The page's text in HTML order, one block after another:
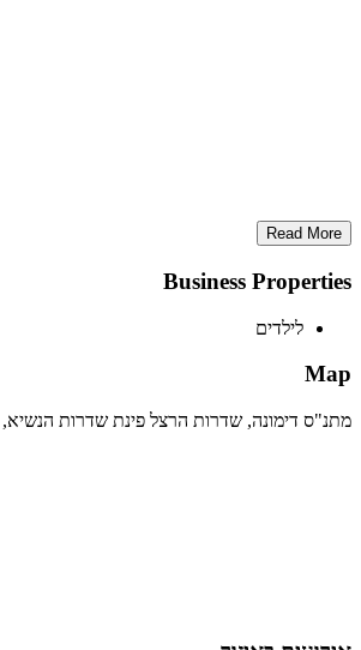
Read More
Business Properties
לילדים
Map
מתנ"ס דימונה, שדרות הרצל פינת שדרות הנשיא,